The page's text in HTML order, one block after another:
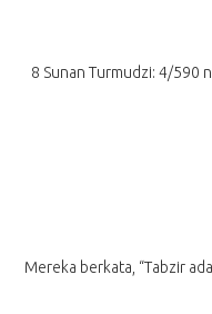
8 Sunan Turmudzi: 4/590
Mereka berkata, “Tabzir